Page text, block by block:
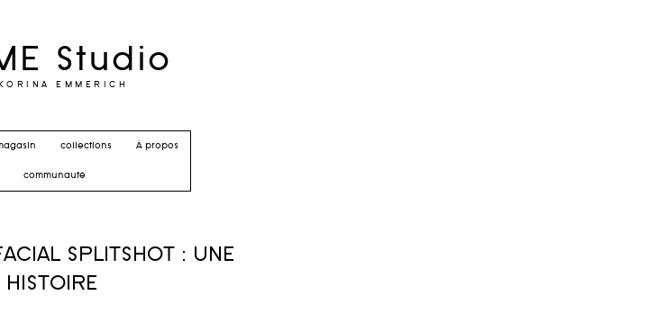
Studio
EMMERICH
collections À propos
communauté
SPLITSHOT : UNE
HISTOIRE